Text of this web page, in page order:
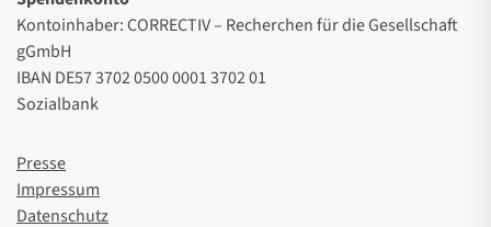
Kontoinhaber: CORRECTIV – Recherchen für die Gesellschaft
gGmbH
IBAN DE57 3702 0500 0001 3702 01
Sozialbank
Presse
Impressum
Datenschutz